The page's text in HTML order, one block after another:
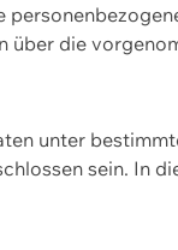
die
unter
sein. In